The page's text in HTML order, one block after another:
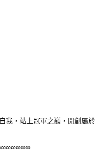
我，站上冠軍之巔，開創屬於